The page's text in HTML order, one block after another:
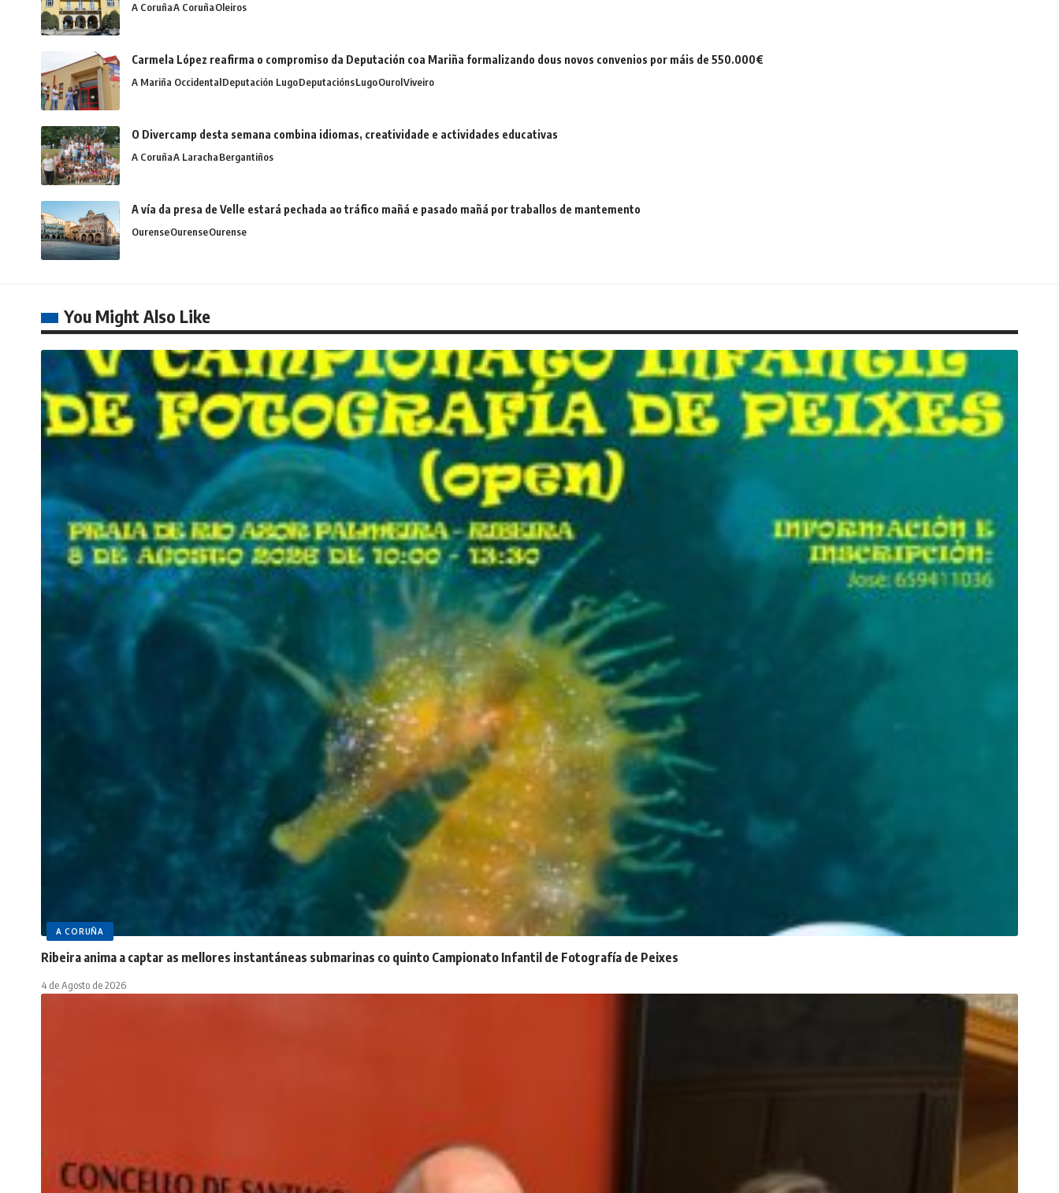
A CoruñaA CoruñaOleiros
Carmela López reafirma o compromiso da Deputación coa Mariña formalizando dous novos convenios por máis de 550.000€
A Mariña OccidentalDeputación LugoDeputaciónsLugoOurolViveiro
O Divercamp desta semana combina idiomas, creatividade e actividades educativas
A CoruñaA LarachaBergantiños
A vía da presa de Velle estará pechada ao tráfico mañá e pasado mañá por traballos de mantemento
OurenseOurenseOurense
You Might Also Like
A CORUÑA
Ribeira anima a captar as mellores instantáneas submarinas co quinto Campionato Infantil de Fotografía de Peixes
4 de Agosto de 2026